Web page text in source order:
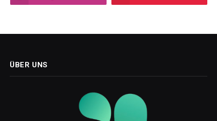
ÜBER UNS